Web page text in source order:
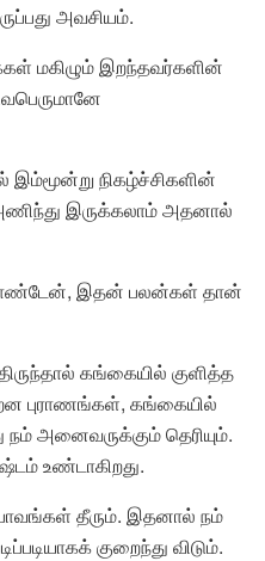
அவசியம்.
மகிழும் இறந்தவர்களின்
நிகழ்ச்சிகளின்
இருக்கலாம் அதனால்
இதன் பலன்கள் தான்
கங்கையில் குளித்த
புராணங்கள், கங்கையில்
அனைவருக்கும் தெரியும்.
உண்டாகிறது.
தீரும். இதனால் நம்
குறைந்து விடும்.